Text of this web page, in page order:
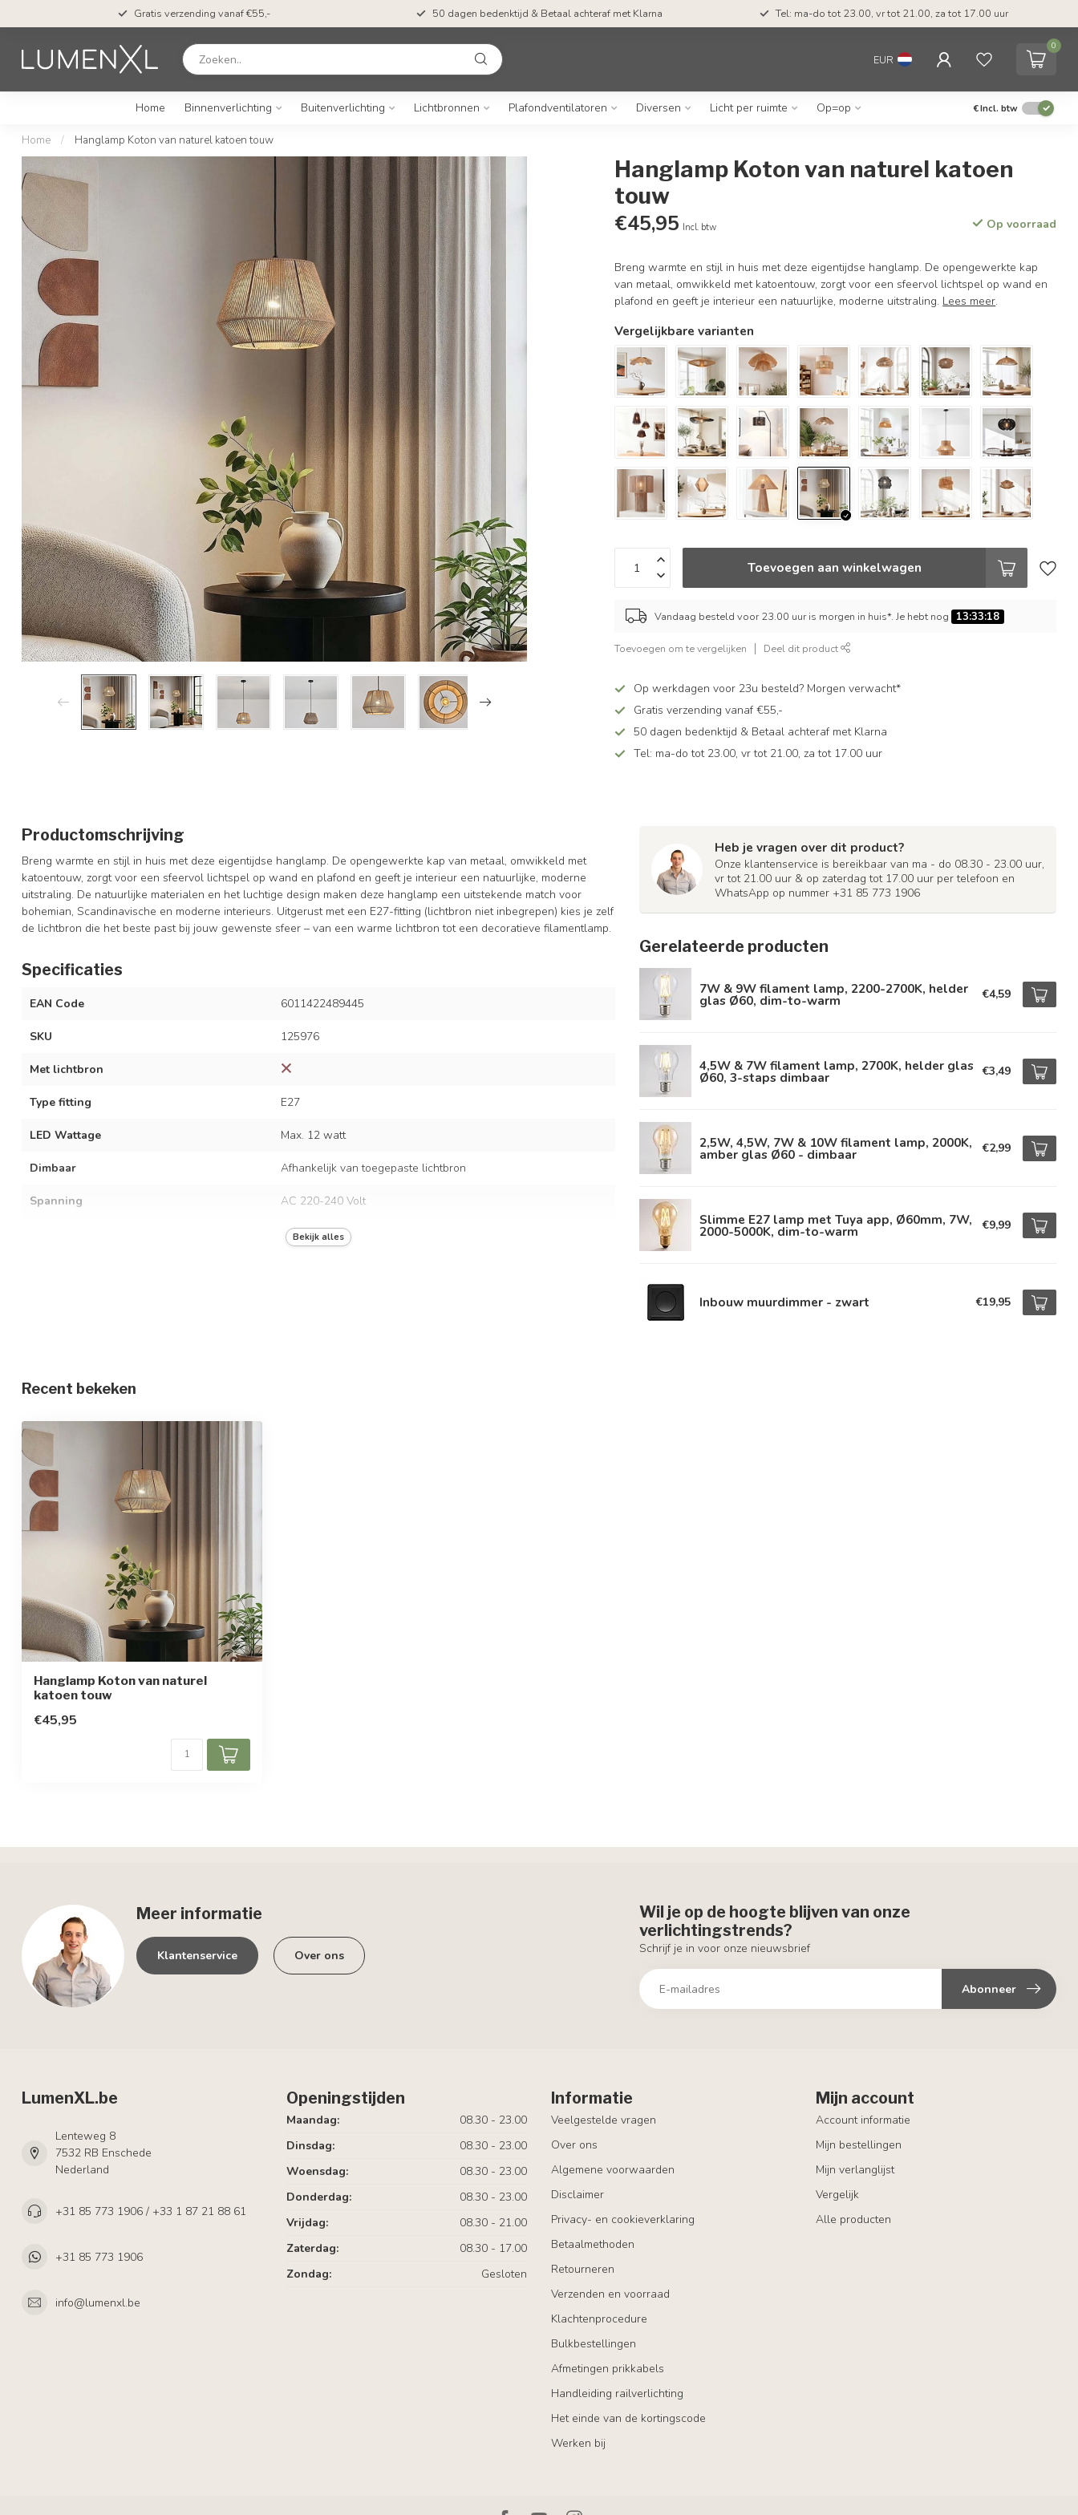
Gratis verzending vanaf €55,- 50 dagen bedenktijd & Betaal achteraf met Klarna Tel: ma-do tot 23.00, vr tot 21.00, za tot 17.00 uur
EUR
0
Home Binnenverlichting Buitenverlichting Lichtbronnen Plafondventilatoren Diversen Licht per ruimte Op=op €Incl. btw
Home / Hanglamp Koton van naturel katoen touw
Hanglamp Koton van naturel katoen
touw
€45,95 Incl. btw Op voorraad
Breng warmte en stijl in huis met deze eigentijdse hanglamp. De opengewerkte kap
van metaal, omwikkeld met katoentouw, zorgt voor een sfeervol lichtspel op wand en
plafond en geeft je interieur een natuurlijke, moderne uitstraling. Lees meer.
Vergelijkbare varianten
Toevoegen aan winkelwagen
Vandaag besteld voor 23.00 uur is morgen in huis*. Je hebt nog 13:33:17
Toevoegen om te vergelijken Deel dit product
Op werkdagen voor 23u besteld? Morgen verwacht*
Gratis verzending vanaf €55,-
50 dagen bedenktijd & Betaal achteraf met Klarna
Tel: ma-do tot 23.00, vr tot 21.00, za tot 17.00 uur
Productomschrijving
Breng warmte en stijl in huis met deze eigentijdse hanglamp. De opengewerkte kap van metaal, omwikkeld met
katoentouw, zorgt voor een sfeervol lichtspel op wand en plafond en geeft je interieur een natuurlijke, moderne
uitstraling. De natuurlijke materialen en het luchtige design maken deze hanglamp een uitstekende match voor
bohemian, Scandinavische en moderne interieurs. Uitgerust met een E27-fitting (lichtbron niet inbegrepen) kies je zelf
de lichtbron die het beste past bij jouw gewenste sfeer – van een warme lichtbron tot een decoratieve filamentlamp.
Specificaties
EAN Code 6011422489445
SKU 125976
Met lichtbron
Type fitting E27
LED Wattage Max. 12 watt
Dimbaar Afhankelijk van toegepaste lichtbron
Spanning AC 220-240 Volt
50/60 Hz
Beschermingsgraad
Beschermingsklasse
Bekijk alles
Heb je vragen over dit product?
Onze klantenservice is bereikbaar van ma - do 08.30 - 23.00 uur,
vr tot 21.00 uur & op zaterdag tot 17.00 uur per telefoon en
WhatsApp op nummer +31 85 773 1906
Gerelateerde producten
7W & 9W filament lamp, 2200-2700K, helder
glas Ø60, dim-to-warm €4,59
4,5W & 7W filament lamp, 2700K, helder glas
Ø60, 3-staps dimbaar €3,49
2,5W, 4,5W, 7W & 10W filament lamp, 2000K,
amber glas Ø60 - dimbaar €2,99
Slimme E27 lamp met Tuya app, Ø60mm, 7W,
2000-5000K, dim-to-warm €9,99
Inbouw muurdimmer - zwart €19,95
Recent bekeken
Hanglamp Koton van naturel
katoen touw
€45,95
Meer informatie
Klantenservice Over ons
Wil je op de hoogte blijven van onze
verlichtingstrends?
Schrijf je in voor onze nieuwsbrief
Abonneer
LumenXL.be
Lenteweg 8
7532 RB Enschede
Nederland
+31 85 773 1906 / +33 1 87 21 88 61
+31 85 773 1906
info@lumenxl.be
Openingstijden
Maandag:
08.30 - 23.00
Dinsdag:
08.30 - 23.00
Woensdag:
08.30 - 23.00
Donderdag:
08.30 - 23.00
Vrijdag:
08.30 - 21.00
Zaterdag:
08.30 - 17.00
Zondag:
Gesloten
Informatie
Veelgestelde vragen
Over ons
Algemene voorwaarden
Disclaimer
Privacy- en cookieverklaring
Betaalmethoden
Retourneren
Verzenden en voorraad
Klachtenprocedure
Bulkbestellingen
Afmetingen prikkabels
Handleiding railverlichting
Het einde van de kortingscode
Werken bij
Mijn account
Account informatie
Mijn bestellingen
Mijn verlanglijst
Vergelijk
Alle producten